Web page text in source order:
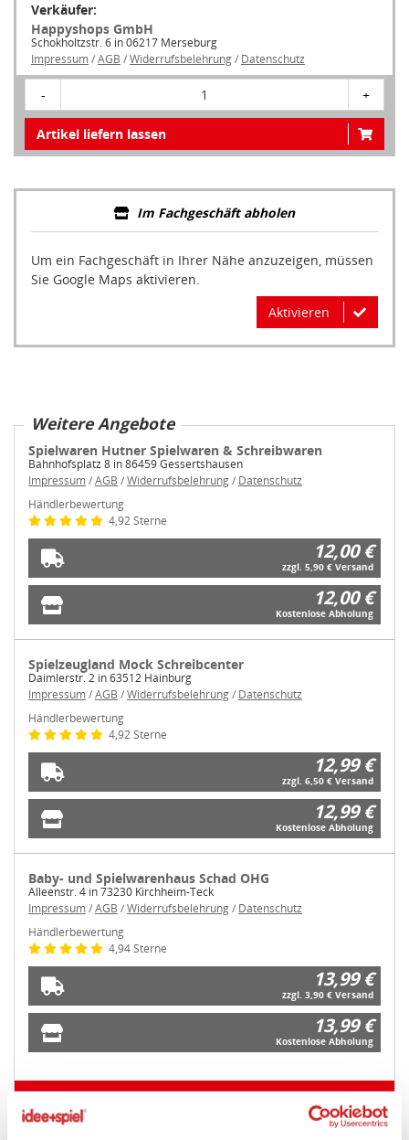
Verkäufer:
Happyshops GmbH
Schokholtzstr. 6 in 06217 Merseburg
Impressum/AGB /Widerrufsbelehrung/ Datenschutz
- 1 +
Artikel liefern lassen
Im Fachgeschäft abholen
Um ein Fachgeschäft in Ihrer Nähe anzuzeigen, müssen
Sie Google Maps aktivieren.
Aktivieren
Weitere Angebote
Spielwaren Hutner Spielwaren & Schreibwaren
Bahnhofsplatz 8 in 86459 Gessertshausen
Impressum/AGB /Widerrufsbelehrung/ Datenschutz
Händlerbewertung
4,92 Sterne
12,00 €
zzgl. 5,90 € Versand
12,00 €
Kostenlose Abholung
Spielzeugland Mock Schreibcenter
Daimlerstr. 2 in 63512 Hainburg
Impressum/AGB /Widerrufsbelehrung/ Datenschutz
Händlerbewertung
4,92 Sterne
12,99 €
zzgl. 6,50 € Versand
12,99 €
Kostenlose Abholung
Baby- und Spielwarenhaus Schad OHG
Alleenstr. 4 in 73230 Kirchheim-Teck
Impressum/AGB /Widerrufsbelehrung/ Datenschutz
Händlerbewertung
4,94 Sterne
13,99 €
zzgl. 3,90 € Versand
13,99 €
Kostenlose Abholung